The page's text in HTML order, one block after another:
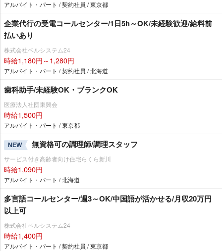
アルバイト・パート / 契約社員 / 東京都
企業代行の受電コールセンター/1日5h～OK/未経験歓迎/給料前
払いあり
株式会社ベルシステム24
時給1,180円～1,280円
アルバイト・パート / 契約社員 / 北海道
歯科助手/未経験OK・ブランクOK
医療法人社団東興会
時給1,500円
アルバイト・パート / 東京都
NEW 無資格可の調理師/調理スタッフ
サービス付き高齢者向け住宅らくら新川
時給1,090円
アルバイト・パート / 北海道
多言語コールセンター/週3～OK/中国語が活かせる/月収20万円
以上可
株式会社ベルシステム24
時給1,400円
アルバイト・パート / 契約社員 / 東京都